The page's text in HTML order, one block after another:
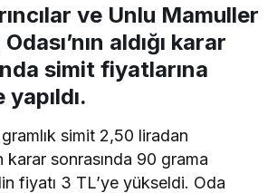
ve Unlu Mamuller
aldığı karar
simit fiyatlarına
simit 2,50 liradan
karar sonrasında 90 grama
fiyatı 3 TL’ye yükseldi. Oda